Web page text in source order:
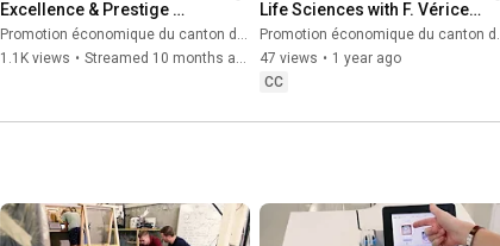
Excellence & Prestige
[fribourg.swiss 2025]
Promotion économique du canton de Fribourg
1.1K views • Streamed 10 months ago
Life Sciences with F. Véricel,
R. Jenny, J. Krattiger
Promotion économique du canton de Fribourg
47 views • 1 year ago
CC